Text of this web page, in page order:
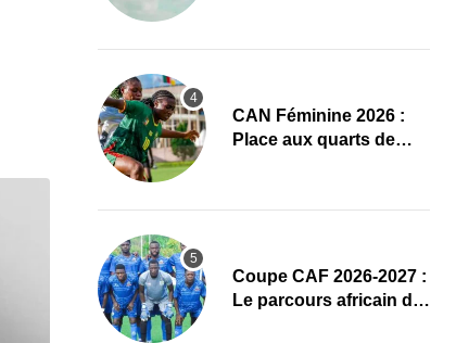
accueillir l’AG élective
CAN Féminine 2026 :
Place aux quarts de
Coupe CAF 2026-2027 :
Le parcours africain de